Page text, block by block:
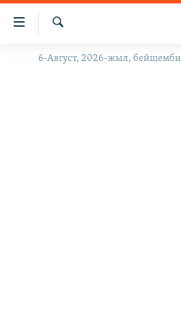
Линктер
Мазмунга
Навигацияга
ЖАҢЫЛЫКТАР
Издөө
6-Август, 2026-жыл,